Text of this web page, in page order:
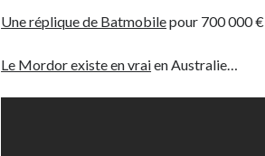
Une réplique de Batmobilepour 700 000 €
Le Mordor existe en vraien Australie…